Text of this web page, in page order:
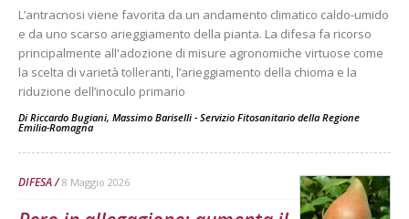
L’antracnosi viene favorita da un andamento climatico caldo-umido
e da uno scarso arieggiamento della pianta. La difesa fa ricorso
principalmente all'adozione di misure agronomiche virtuose come
la scelta di varietà tolleranti, l’arieggiamento della chioma e la
riduzione dell’inoculo primario
Di Riccardo Bugiani, Massimo Bariselli - Servizio Fitosanitario della Regione
Emilia-Romagna
DIFESA 8 Maggio 2026